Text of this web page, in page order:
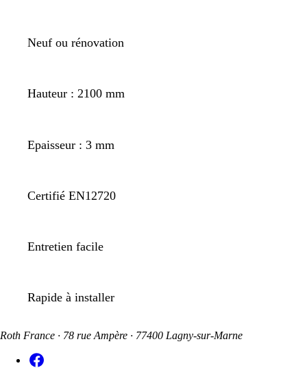
Neuf ou rénovation
Hauteur : 2100 mm
Epaisseur : 3 mm
Certifié EN12720
Entretien facile
Rapide à installer
Roth France · 78 rue Ampère · 77400 Lagny-sur-Marne